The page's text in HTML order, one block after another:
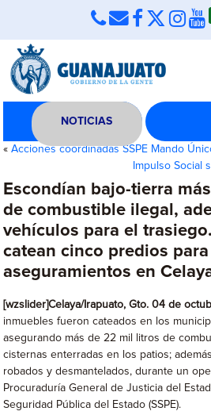
NOTICIAS
«Acciones coordinadas SSPE Mando
Impulso Social
Escondían bajo-tierra
de combustible ilegal,
vehículos para el trasiego.
catean cinco predios
aseguramientos en
[wzslider]Celaya/Irapuato, Gto. 04 de
inmuebles fueron cateados en los
asegurando más de 22 mil litros de
cisternas enterradas en los patios;
robados y desmantelados, durante un
Procuraduría General de Justicia del
Seguridad Pública del Estado (SSPE).